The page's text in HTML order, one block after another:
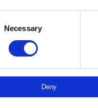
Necessary
Deny
Spijlenhek
Vanaf